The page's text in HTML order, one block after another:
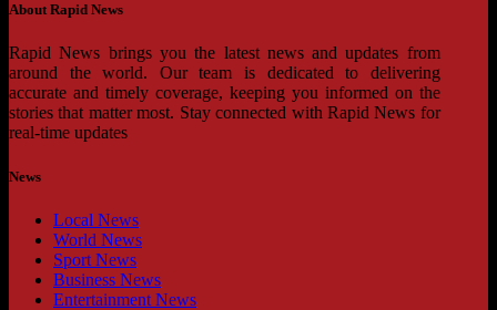
About Rapid News
Rapid News brings you the latest news and updates from
around the world. Our team is dedicated to delivering
accurate and timely coverage, keeping you informed on the
stories that matter most. Stay connected with Rapid News for
real-time updates
News
Local News
World News
Sport News
Business News
Entertainment News